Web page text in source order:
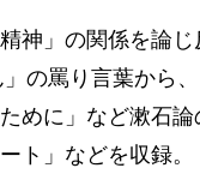
神」の関係を論
の罵り言葉から
めに」など漱石
ト」などを収録。